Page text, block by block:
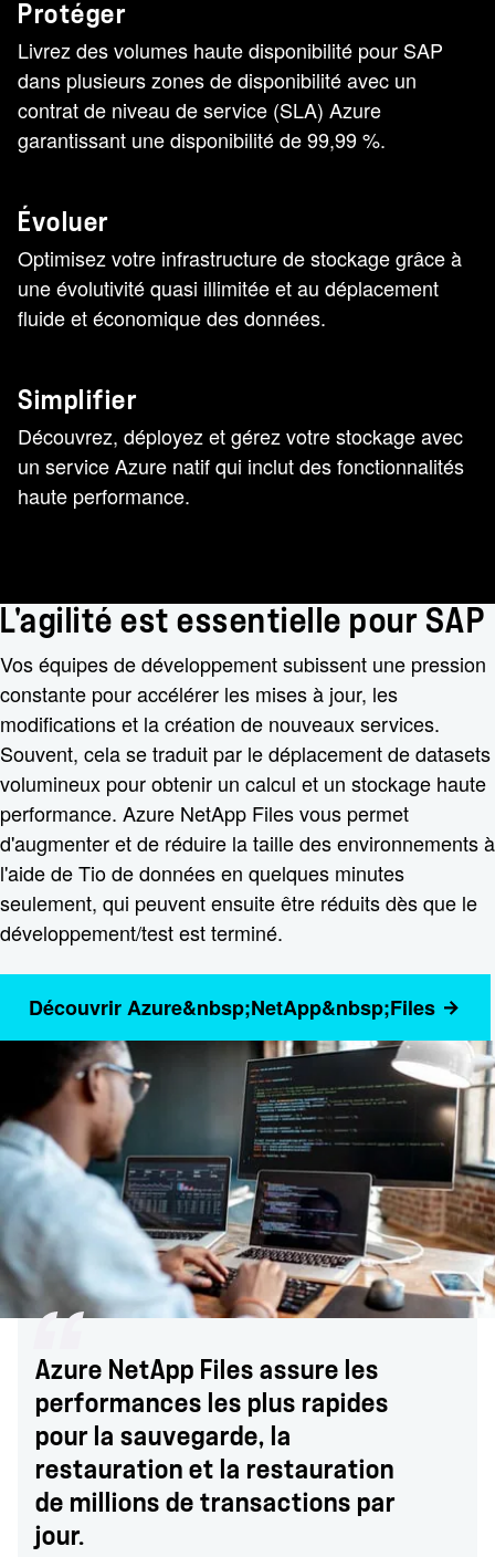
Protéger
Livrez des volumes haute disponibilité pour SAP
dans plusieurs zones de disponibilité avec un
contrat de niveau de service (SLA) Azure
garantissant une disponibilité de 99,99 %.
Évoluer
Optimisez votre infrastructure de stockage grâce à
une évolutivité quasi illimitée et au déplacement
fluide et économique des données.
Simplifier
Découvrez, déployez et gérez votre stockage avec
un service Azure natif qui inclut des fonctionnalités
haute performance.
L'agilité est essentielle pour SAP
Vos équipes de développement subissent une pression
constante pour accélérer les mises à jour, les
modifications et la création de nouveaux services.
Souvent, cela se traduit par le déplacement de datasets
volumineux pour obtenir un calcul et un stockage haute
performance. Azure NetApp Files vous permet
d'augmenter et de réduire la taille des environnements à
l'aide de Tio de données en quelques minutes
seulement, qui peuvent ensuite être réduits dès que le
développement/test est terminé.
Découvrir Azure&nbsp;NetApp&nbsp;Files
Azure NetApp Files assure les
performances les plus rapides
pour la sauvegarde, la
restauration et la restauration
de millions de transactions par
jour.